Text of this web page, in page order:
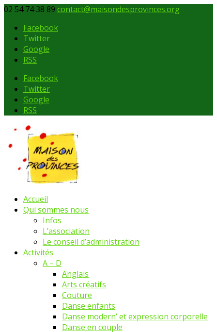
02 54 74 38 89 contact@maisondesprovinces.org
Facebook
Twitter
Google
RSS
Facebook
Twitter
Google
RSS
Accueil
Qui sommes nous
Infos
L’association
Le conseil d’administration
Activités
A – D
Anglais
Arts créatifs
Couture
Danse enfants
Danse modern’ et expression corporelle
Danse en couple